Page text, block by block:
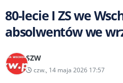
80-lecie I ZS we
absolwentów we
SZW
czw., 14 maja 2026 17:57